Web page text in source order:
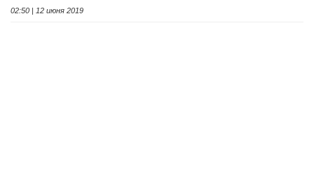
02:50 | 12 июня 2019